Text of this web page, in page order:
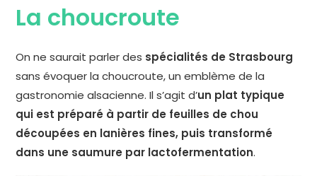
La choucroute
On ne saurait parler des spécialités de Strasbourg
sans évoquer la choucroute, un emblème de la
gastronomie alsacienne. Il s’agit d’un plat typique
qui est préparé à partir de feuilles de chou
découpées en lanières fines, puis transformé
dans une saumure par lactofermentation.